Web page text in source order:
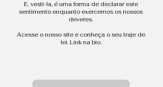
E, vesti-la, é uma forma de declarar este
sentimento enquanto exercemos os nossos
deveres.
Acesse o nosso site e conheça o seu traje de
lei. Link na bio.